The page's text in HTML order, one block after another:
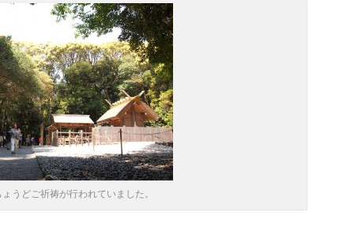
うどご祈祷が行われていました。